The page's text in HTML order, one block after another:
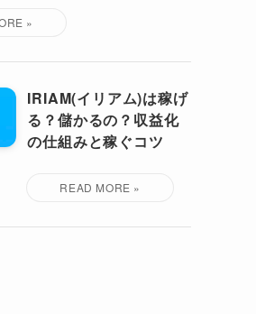
IRIAM(イリアム)は稼げ
る？儲かるの？収益化
の仕組みと稼ぐコツ